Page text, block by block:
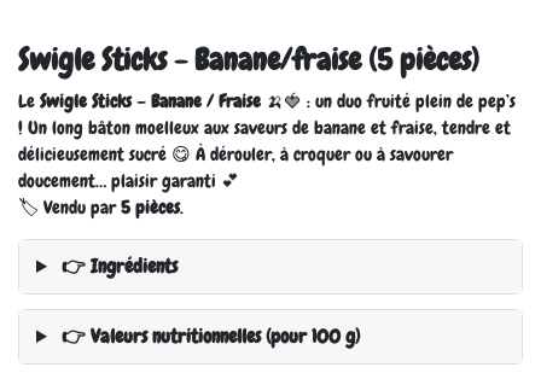
Swigle Sticks - Banane/fraise (5 pièces)
Le Swigle Sticks – Banane / Fraise🍌🍓 : un duo fruité plein de pep’s
! Un long bâton moelleux aux saveurs de banane et fraise, tendre et
délicieusement sucré 😋 À dérouler, à croquer ou à savourer
doucement… plaisir garanti 💕
🏷️ Vendu par5 pièces.
👉 Ingrédients
👉 Valeurs nutritionnelles (pour 100 g)